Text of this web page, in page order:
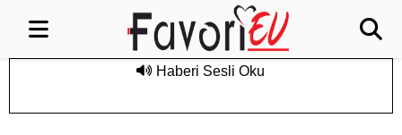
Haberi Sesli Oku